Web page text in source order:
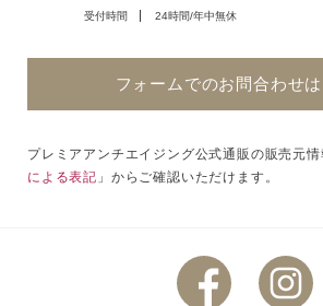
受付時間 24時間/年中無休
フォームでのお問合わせ
プレミアアンチエイジング公式通販の販売元
による表記 」からご確認いただけます。